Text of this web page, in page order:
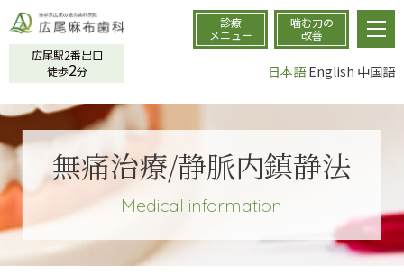
広尾駅2番出口
徒歩2分 日本語 English 中国語
診療
メニュー
噛む力の
改善
無痛治療/静脈内鎮静法
Medical information